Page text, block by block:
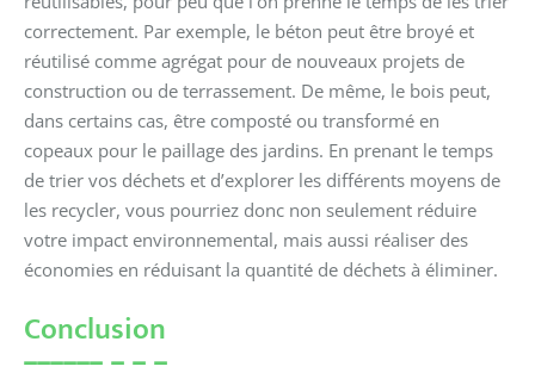
correctement. Par exemple, le béton peut être broyé et
réutilisé comme agrégat pour de nouveaux projets de
construction ou de terrassement. De même, le bois peut,
dans certains cas, être composté ou transformé en
copeaux pour le paillage des jardins. En prenant le temps
de trier vos déchets et d’explorer les différents moyens de
les recycler, vous pourriez donc non seulement réduire
votre impact environnemental, mais aussi réaliser des
économies en réduisant la quantité de déchets à éliminer.
Conclusion